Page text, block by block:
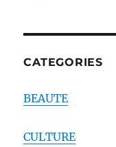
CATEGORIES
BEAUTE
CULTURE